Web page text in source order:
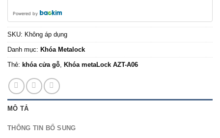
Powered by
SKU: Không áp dụng
Danh mục: Khóa Metalock
Thẻ: khóa cửa gỗ Khóa metaLock AZT-A06
MÔ TẢ
THÔNG TIN BỔ SUNG